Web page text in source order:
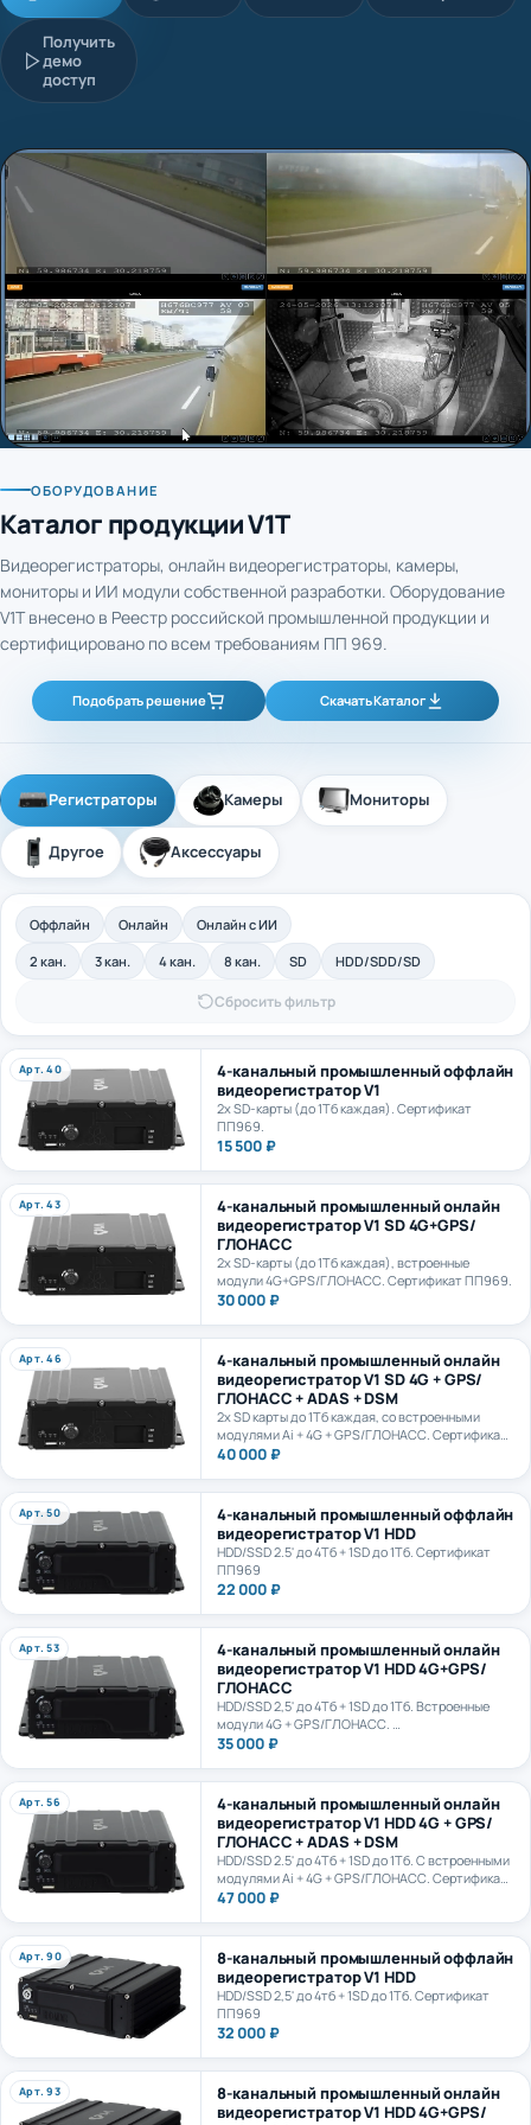
Получить
демо
доступ
Каталог продукции V1T
мониторы и ИИ модули собственной разработки. Оборудование
V1T внесено в Реестр российской промышленной продукции и
сертифицировано по всем требованиям ПП 969.
Подобрать решение Скачать Каталог
Оффлайн Онлайн Онлайн с ИИ
3 кан. 4 кан. SD HDD/SDD/SD
Арт. 40
4-канальный промышленный оффлайн
видеорегистратор V1
2х SD-карты (до 1Тб каждая). Сертификат
ПП969.
15 500 ₽
Арт. 43
4-канальный промышленный онлайн
видеорегистратор V1 SD 4G+GPS/
ГЛОНАСС
2х SD-карты (до 1Тб каждая), встроенные
модули 4G+GPS/ГЛОНАСС. Сертификат ПП969.
30 000 ₽
Арт. 46
4-канальный промышленный онлайн
видеорегистратор V1 SD 4G + GPS/
ГЛОНАСС + ADAS + DSM
2х SD карты до 1Тб каждая, со встроенными
модулями Ai + 4G + GPS/ГЛОНАСС. Сертификат
ПП969.
40 000 ₽
Арт. 50
4-канальный промышленный оффлайн
видеорегистратор V1 HDD
HDD/SSD 2.5' до 4Тб + 1SD до 1Тб. Сертификат
ПП969
22 000 ₽
Арт. 53
4-канальный промышленный онлайн
видеорегистратор V1 HDD 4G+GPS/
ГЛОНАСС
HDD/SSD 2,5' до 4Тб + 1SD до 1Тб. Встроенные
модули 4G + GPS/ГЛОНАСС.
Сертификат ПП969
35 000 ₽
Арт. 56
4-канальный промышленный онлайн
видеорегистратор V1 HDD 4G + GPS/
ГЛОНАСС + ADAS + DSM
HDD/SSD 2.5' до 4Тб + 1SD до 1Тб. С встроенными
модулями Ai + 4G + GPS/ГЛОНАСС. Сертификат
ПП969. Сертификат ИИ ГОСТ Р 70885-2023
47 000 ₽
Арт. 90
8-канальный промышленный оффлайн
видеорегистратор V1 HDD
HDD/SSD 2,5' до 4тб + 1SD до 1Тб. Сертификат
ПП969
32 000 ₽
Арт. 93
8-канальный промышленный онлайн
видеорегистратор V1 HDD 4G+GPS/
ГЛОНАСС